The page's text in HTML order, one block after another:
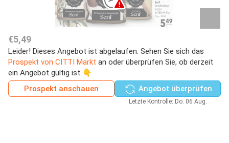
€5,49
Leider! Dieses Angebot ist abgelaufen. Sehen Sie sich das
Prospekt von CITTI Markt an oder überprüfen Sie, ob derzeit
ein Angebot gültig ist 👇
Prospekt anschauen
Angebot überprüfen
Letzte Kontrolle: Do. 06 Aug.